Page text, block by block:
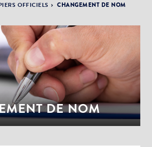
DÉMOCRATIE
PARTICIPATIVE
OFFICIELS CHANGEMENT DE NOM
DE NOM